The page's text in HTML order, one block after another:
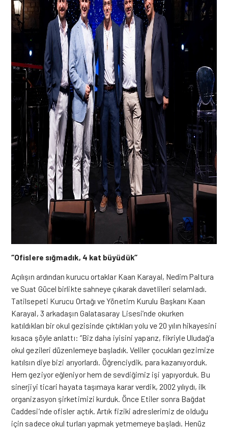
‘’Ofislere sığmadık, 4 kat büyüdük’’
Açılışın ardından kurucu ortaklar Kaan Karayal, Nedim Paltura
ve Suat Gücel birlikte sahneye çıkarak davetlileri selamladı.
Tatilsepeti Kurucu Ortağı ve Yönetim Kurulu Başkanı Kaan
Karayal, 3 arkadaşın Galatasaray Lisesi’nde okurken
katıldıkları bir okul gezisinde çıktıkları yolu ve 20 yılın hikayesini
kısaca şöyle anlattı: ‘’Biz daha iyisini yaparız, fikriyle Uludağ’a
okul gezileri düzenlemeye başladık. Veliler çocukları gezimize
katılsın diye bizi arıyorlardı. Öğrenciydik, para kazanıyorduk.
Hem geziyor eğleniyor hem de sevdiğimiz işi yapıyorduk. Bu
sinerjiyi ticari hayata taşımaya karar verdik, 2002 yılıydı, ilk
organizasyon şirketimizi kurduk. Önce Etiler sonra Bağdat
Caddesi’nde ofisler açtık. Artık fiziki adreslerimiz de olduğu
için sadece okul turları yapmak yetmemeye başladı. Henüz